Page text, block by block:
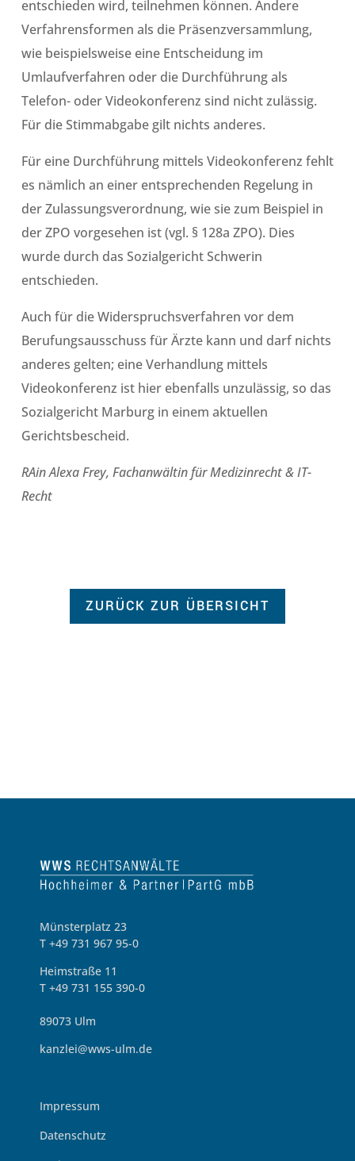
entschieden wird, teilnehmen können. Andere
Verfahrensformen als die Präsenzversammlung,
wie beispielsweise eine Entscheidung im
Umlaufverfahren oder die Durchführung als
Telefon- oder Videokonferenz sind nicht zulässig.
Für die Stimmabgabe gilt nichts anderes.
Für eine Durchführung mittels Videokonferenz fehlt
es nämlich an einer entsprechenden Regelung in
der Zulassungsverordnung, wie sie zum Beispiel in
der ZPO vorgesehen ist (vgl. § 128a ZPO). Dies
wurde durch das Sozialgericht Schwerin
entschieden.
Auch für die Widerspruchsverfahren vor dem
Berufungsausschuss für Ärzte kann und darf nichts
anderes gelten; eine Verhandlung mittels
Videokonferenz ist hier ebenfalls unzulässig, so das
Sozialgericht Marburg in einem aktuellen
Gerichtsbescheid.
RAin Alexa Frey, Fachanwältin für Medizinrecht & IT-
Recht
ZURÜCK ZUR ÜBERSICHT
Münsterplatz 23
T +49 731 967 95-0
Heimstraße 11
T +49 731 155 390-0
89073 Ulm
kanzlei@wws-ulm.de
Impressum
Datenschutz